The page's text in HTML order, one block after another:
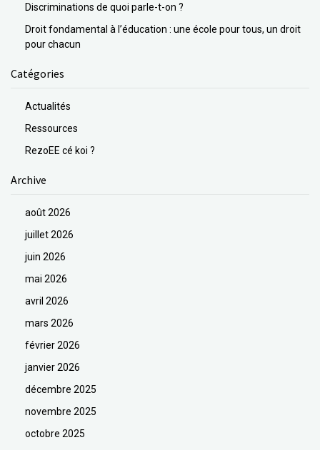
Discriminations de quoi parle-t-on ?
Droit fondamental à l’éducation : une école pour tous, un droit
pour chacun
Catégories
Actualités
Ressources
RezoEE cé koi ?
Archive
août 2026
juillet 2026
juin 2026
mai 2026
avril 2026
mars 2026
février 2026
janvier 2026
décembre 2025
novembre 2025
octobre 2025